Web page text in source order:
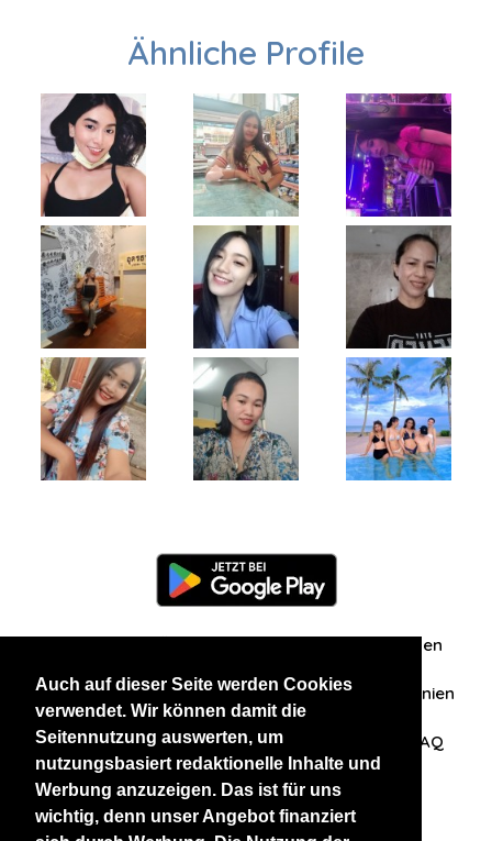
Auch auf dieser Seite werden Cookies
verwendet. Wir können damit die
Seitennutzung auswerten, um
nutzungsbasiert redaktionelle Inhalte und
Werbung anzuzeigen. Das ist für uns
wichtig, denn unser Angebot finanziert
Ähnliche Profile
Zuschriften/Erfahrungen
Datenschutzerklärung AGB Datenschutzrichtlinien
Nehmen Sie Kontakt mit uns auf FAQ
Unsere anderen Websites